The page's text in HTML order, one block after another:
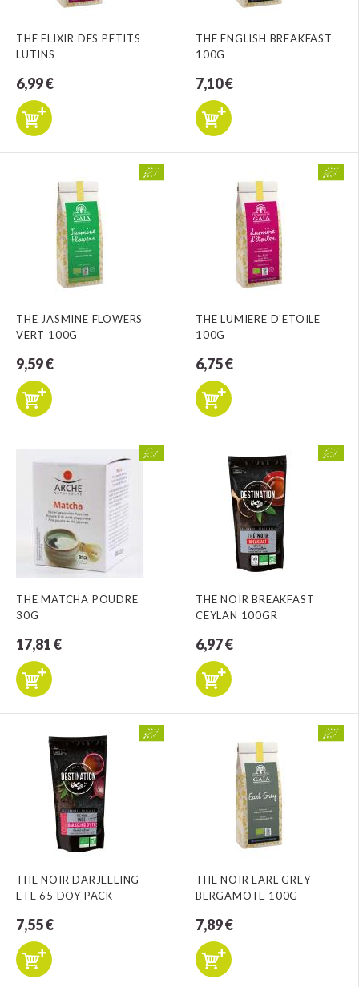
THE ELIXIR DES PETITS
LUTINS
6,99 €
THE ENGLISH BREAKFAST
100G
7,10 €
THE JASMINE FLOWERS
VERT 100G
9,59 €
THE LUMIERE D'ETOILE
100G
6,75 €
THE MATCHA POUDRE
30G
17,81 €
THE NOIR BREAKFAST
CEYLAN 100GR
6,97 €
THE NOIR DARJEELING
ETE 65 DOY PACK
7,55 €
THE NOIR EARL GREY
BERGAMOTE 100G
7,89 €